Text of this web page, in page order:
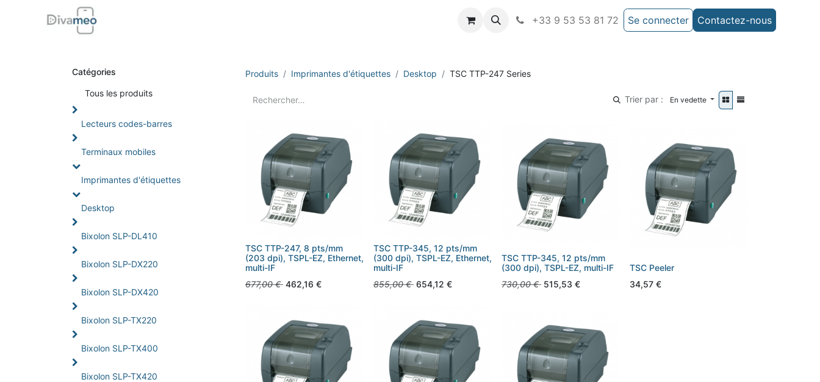
+33 9 53 53 81 72 Se connecter Contactez-nous
Catégories
Tous les produits
Lecteurs codes-barres
Terminaux mobiles
Imprimantes d'étiquettes
Desktop
Bixolon SLP-DL410
Bixolon SLP-DX220
Bixolon SLP-DX420
Bixolon SLP-TX220
Bixolon SLP-TX400
Bixolon SLP-TX420
Produits Imprimantes d'étiquettes Desktop TSC TTP-247 Series
Trier par : En vedette
TSC TTP-247, 8 pts/mm
(203 dpi), TSPL-EZ, Ethernet,
multi-IF
677,00€ 462,16 €
TSC TTP-345, 12 pts/mm
(300 dpi), TSPL-EZ, Ethernet,
multi-IF
855,00€ 654,12 €
TSC TTP-345, 12 pts/mm
(300 dpi), TSPL-EZ, multi-IF
730,00€ 515,53 €
TSC Peeler
34,57 €